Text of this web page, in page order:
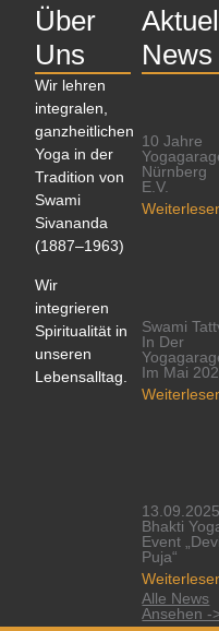
Über
Uns
Wir lehren
integralen,
ganzheitlichen
Yoga in der
Tradition von
Swami
Sivananda
(1887–1963)
Wir
integrieren
Spiritualität in
unseren
Lebensalltag.
News
10 Jahre
Nürnberg
E.V.
Swami
In Der
Im Mai
13.09.2025
Bhakti
Event „Devi
Puja“
Alle News
Ansehen -